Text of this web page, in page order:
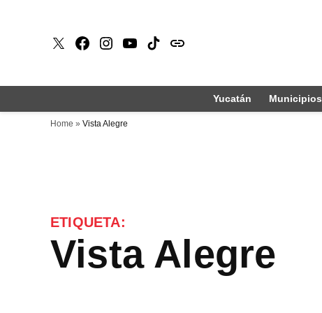
X Faceboook
Instagram
Youtube
Tiktokissuu
Yucatán Municipios
Home » Vista Alegre
ETIQUETA:
Vista Alegre